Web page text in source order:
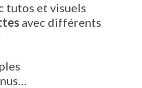
tutos et visuels
avec différents